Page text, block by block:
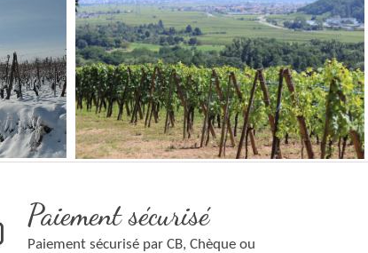
Paiement sécurisé
Paiement sécurisé par CB, Chèque ou